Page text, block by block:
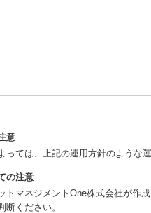
意
っては、上記の運用方針のような
の注意
トマネジメントOne株式会社が作
断ください。